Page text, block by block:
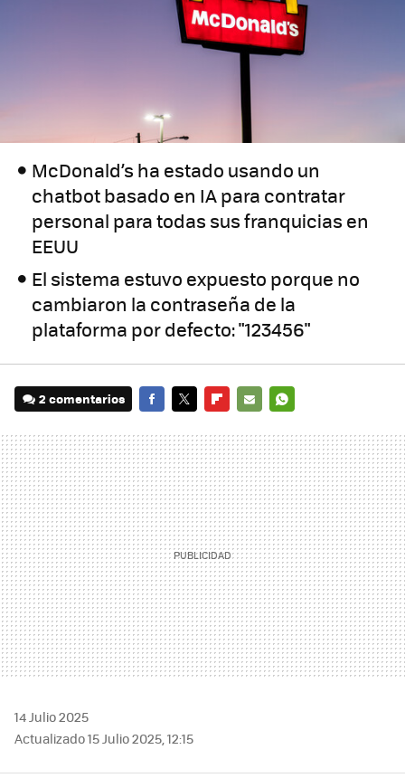
McDonald’s ha estado usando un
chatbot basado en IA para contratar
personal para todas sus franquicias en
EEUU
El sistema estuvo expuesto porque no
cambiaron la contraseña de la
plataforma por defecto: "123456"
2 comentarios
MAIL
14 Julio 2025
Actualizado 15 Julio 2025, 12:15